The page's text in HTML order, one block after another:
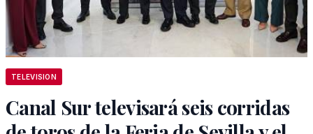
TELEVISION
Canal Sur televisará seis corridas